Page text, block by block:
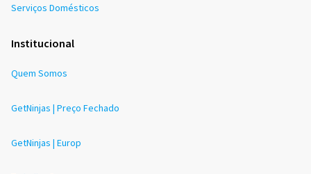
Serviços Domésticos
Institucional
Quem Somos
GetNinjas | Preço Fechado
GetNinjas | Europ